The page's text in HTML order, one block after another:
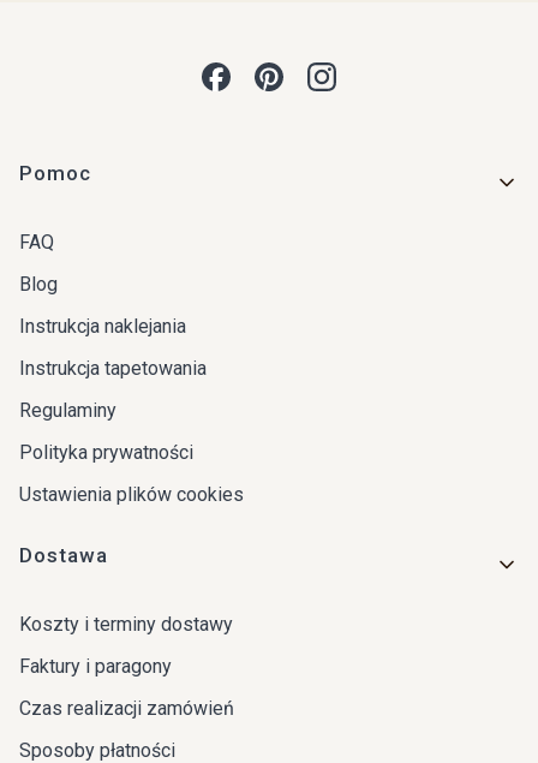
Linki w stopce
Pomoc
FAQ
Blog
Instrukcja naklejania
Instrukcja tapetowania
Regulaminy
Polityka prywatności
Ustawienia plików cookies
Dostawa
Koszty i terminy dostawy
Faktury i paragony
Czas realizacji zamówień
Sposoby płatności